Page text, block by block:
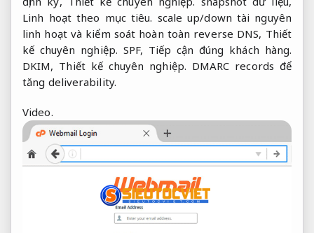
Linh hoạt theo mục tiêu. scale up/down tài nguyên
linh hoạt và kiểm soát hoàn toàn reverse DNS, Thiết
kế chuyên nghiệp. SPF, Tiếp cận đúng khách hàng.
DKIM, Thiết kế chuyên nghiệp. DMARC records để
tăng deliverability.
Video.